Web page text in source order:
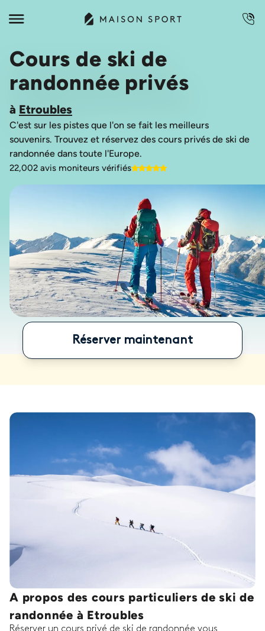
Cours de ski de
randonnée privés
à Etroubles
C'est sur les pistes que l'on se fait les meilleurs
souvenirs. Trouvez et réservez des cours privés de ski de
22,002 avis moniteurs vérifiés
Réserver maintenant
A propos des cours particuliers de ski de
randonnée à Etroubles
Réserver un cours privé de ski de randonnée vous